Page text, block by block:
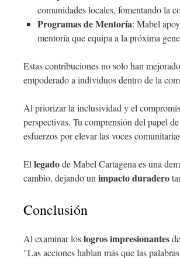
comunidades locales, fomentando la
Programas de Mentoría: Mabel
mentoría que equipa a la próxima
Estas contribuciones no solo han
empoderado a individuos dentro de la
Al priorizar la inclusividad y el
perspectivas. Tu comprensión del papel
esfuerzos por elevar las voces
El legadode Mabel Cartagena es una
cambio, dejando un impacto duradero
Conclusión
Al examinar loslogros impresionantes
"Las acciones hablan más que las